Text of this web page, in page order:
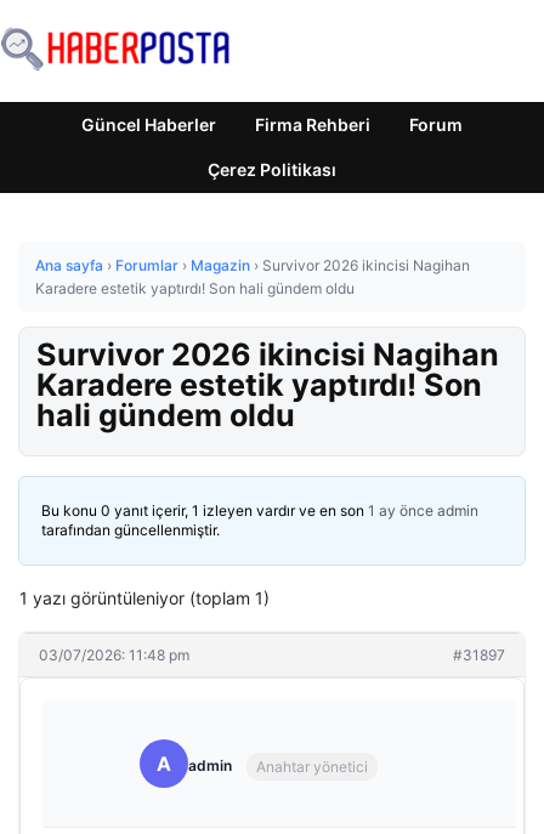
Güncel Haberler Firma Rehberi Forum
Çerez Politikası
Ana sayfa › Forumlar › Magazin › Survivor 2026 ikincisi Nagihan
Karadere estetik yaptırdı! Son hali gündem oldu
Survivor 2026 ikincisi Nagihan
Karadere estetik yaptırdı! Son
hali gündem oldu
Bu konu 0 yanıt içerir, 1 izleyen vardır ve en son 1 ay önce admin
tarafından güncellenmiştir.
1 yazı görüntüleniyor (toplam 1)
03/07/2026: 11:48 pm #31897
A admin Anahtar yönetici